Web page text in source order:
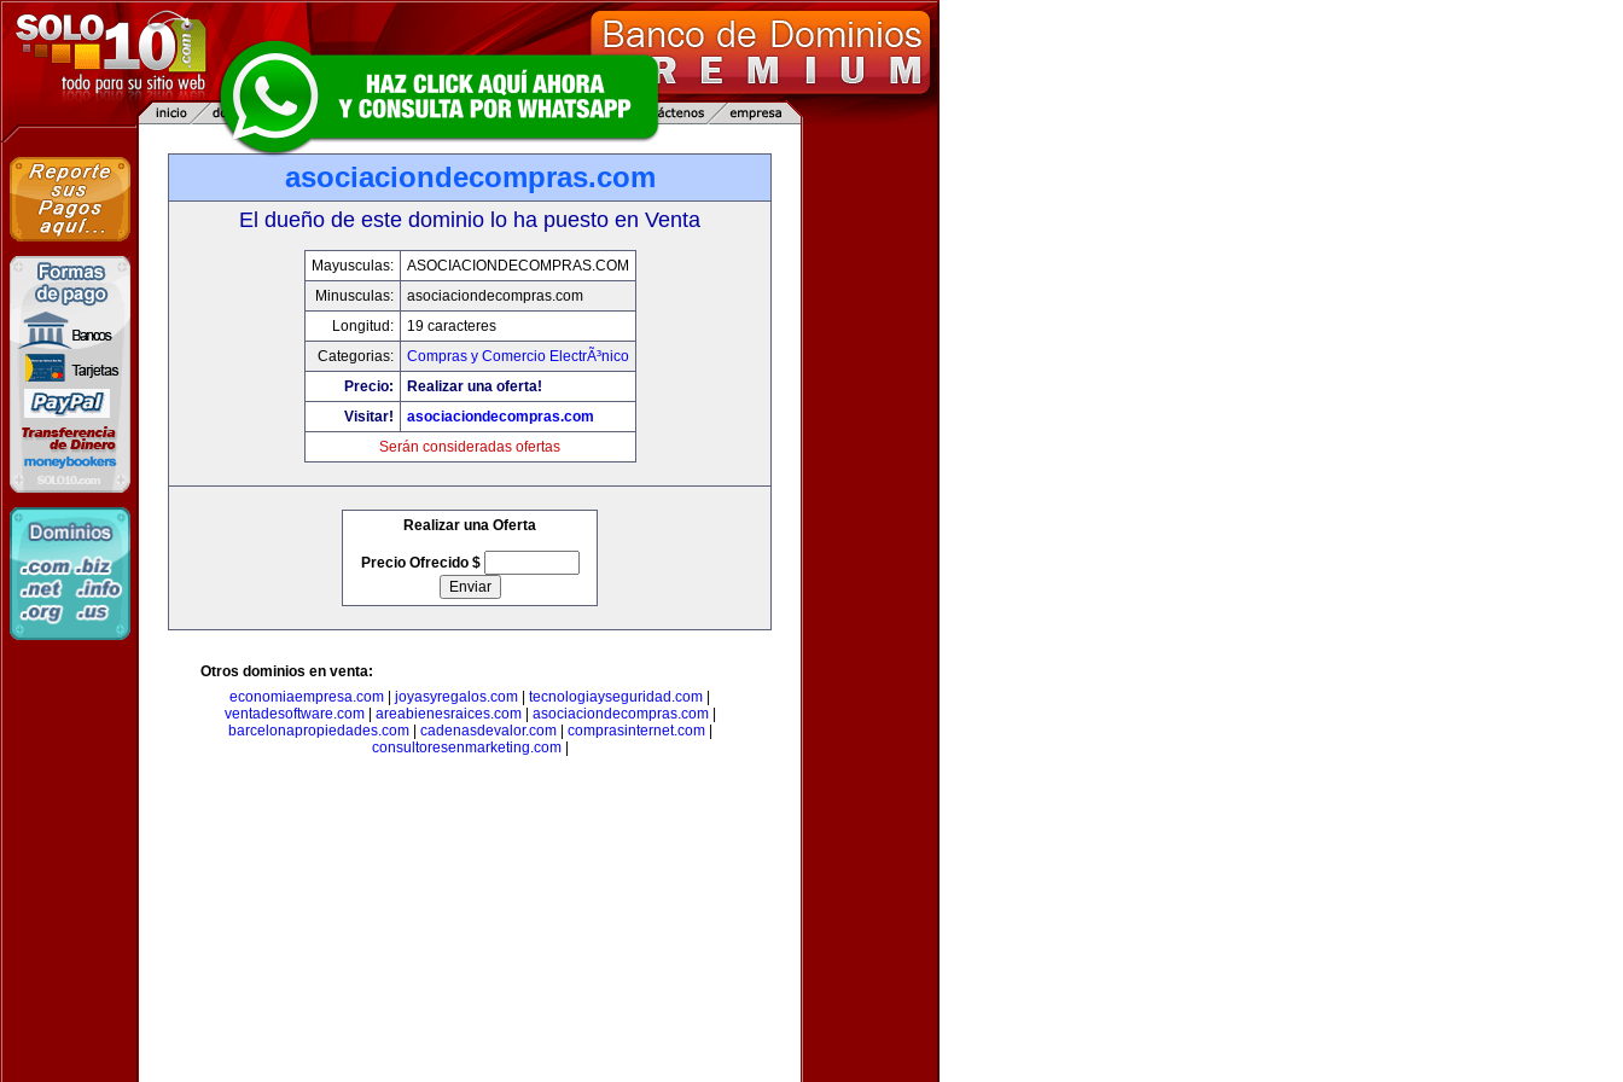
asociaciondecompras.com
El dueño de este dominio lo ha puesto en Venta
Mayusculas:
ASOCIACIONDECOMPRAS.COM
Minusculas:
asociaciondecompras.com
Longitud:
19 caracteres
Categorias:
Compras y Comercio ElectrÃ³nico
Precio:
Realizar una oferta!
Visitar!
asociaciondecompras.com
Serán consideradas ofertas
Realizar una Oferta
Precio Ofrecido $
Otros dominios en venta:
economiaempresa.com
joyasyregalos.com tecnologiayseguridad.com
ventadesoftware.com| areabienesraices.com| asociaciondecompras.com|
barcelonapropiedades.com| cadenasdevalor.com| comprasinternet.com|
consultoresenmarketing.com|